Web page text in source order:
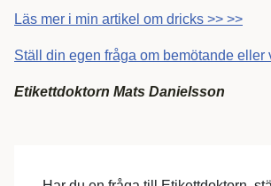
Läs mer i min artikel om dricks >> >>
Ställ din egen fråga om bemötande eller
Etikettdoktorn Mats Danielsson